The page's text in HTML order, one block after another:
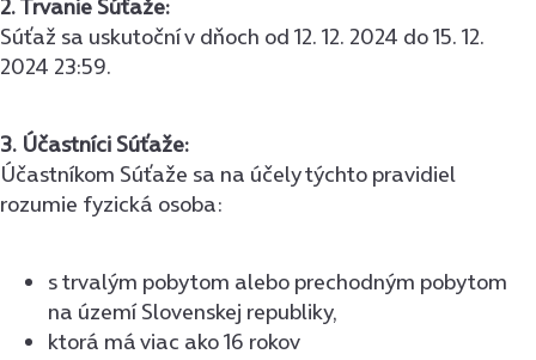
2. Trvanie Súťaže:
Súťaž sa uskutoční v dňoch od 12. 12. 2024 do 15. 12.
2024 23:59.
3. Účastníci Súťaže:
Účastníkom Súťaže sa na účely týchto pravidiel
rozumie fyzická osoba:
s trvalým pobytom alebo prechodným pobytom
na území Slovenskej republiky,
ktorá má viac ako 16 rokov